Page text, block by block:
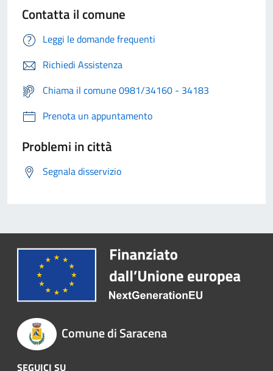
Contatta il comune
Leggi le domande frequenti
Richiedi Assistenza
Chiama il comune 0981/34160 - 34183
Prenota un appuntamento
Problemi in città
Segnala disservizio
Comune di Saracena
SEGUICI SU